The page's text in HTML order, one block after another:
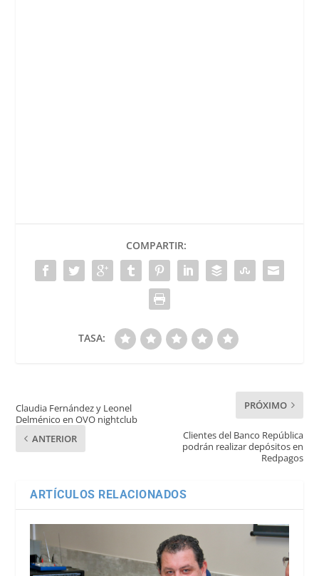
COMPARTIR:
TASA:
Claudia Fernández y Leonel
Delménico en OVO nightclub
ANTERIOR
PRÓXIMO
Clientes del Banco República
podrán realizar depósitos en
Redpagos
ARTÍCULOS RELACIONADOS